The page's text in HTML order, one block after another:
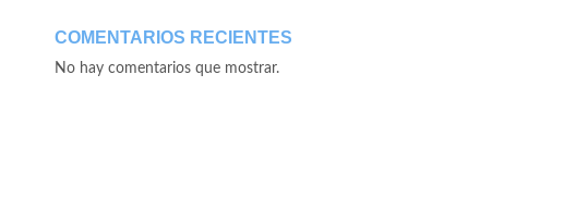
COMENTARIOS RECIENTES
No hay comentarios que mostrar.